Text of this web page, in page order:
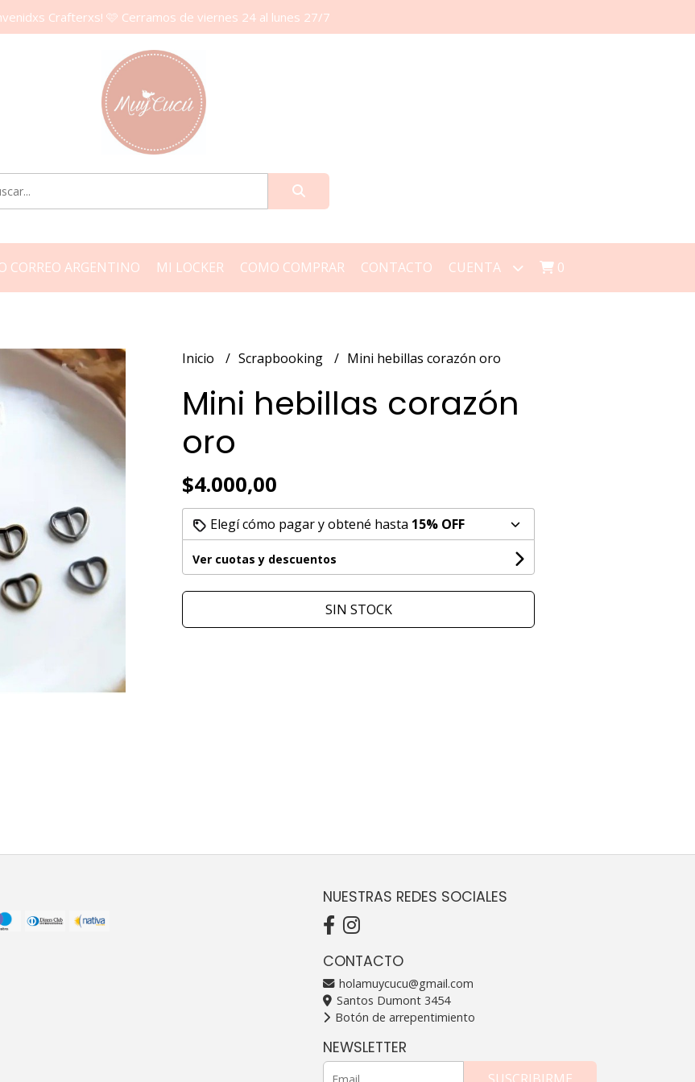
Crafterxs! 🩷 Cerramos de viernes 24 al lunes 27/7
CORREO ARGENTINO MI LOCKER COMO COMPRAR CONTACTO CUENTA 0
Inicio Scrapbooking Mini hebillas corazón oro
Mini hebillas corazón
oro
$4.000,00
Elegí cómo pagar y obtené hasta 15% OFF
Ver cuotas y descuentos
SIN STOCK
NUESTRAS REDES SOCIALES
CONTACTO
holamuycucu@gmail.com
Santos Dumont 3454
Botón de arrepentimiento
NEWSLETTER